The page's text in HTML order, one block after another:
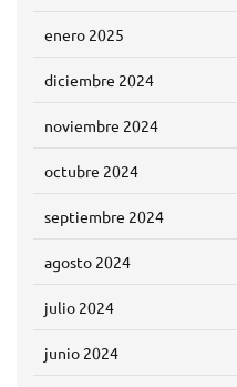
enero 2025
diciembre 2024
noviembre 2024
octubre 2024
septiembre 2024
agosto 2024
julio 2024
junio 2024